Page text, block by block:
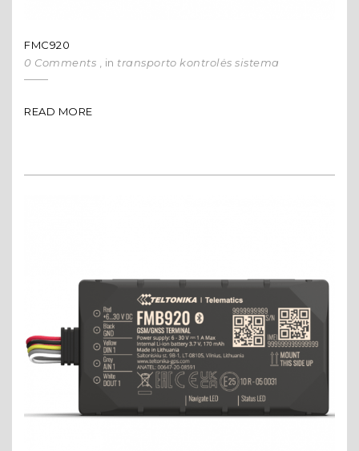
FMC920
0 Comments
, in transporto kontrolės sistema
READ MORE